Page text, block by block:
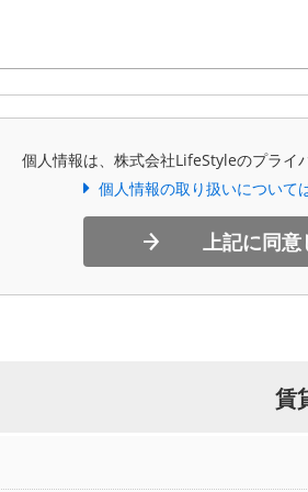
個人情報は、株式会社LifeStyleのプライ
個人情報の取り扱いについて
上記に同
賃